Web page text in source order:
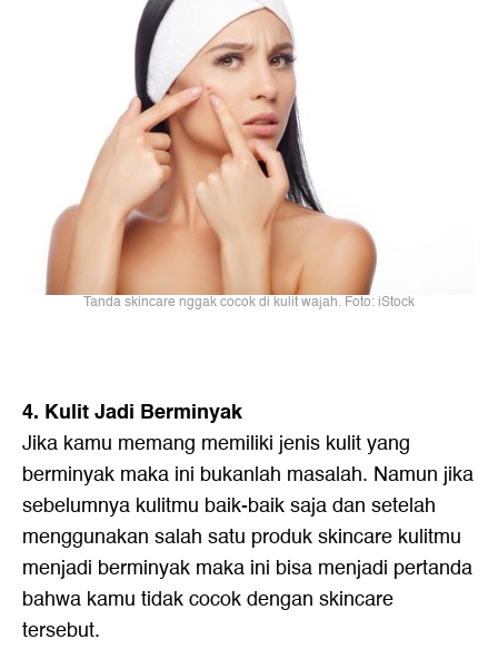
Tanda skincare nggak cocok di kulit wajah. Foto: iStock
4. Kulit Jadi Berminyak
Jika kamu memang memiliki jenis kulit yang
berminyak maka ini bukanlah masalah. Namun jika
sebelumnya kulitmu baik-baik saja dan setelah
menggunakan salah satu produk skincare kulitmu
menjadi berminyak maka ini bisa menjadi pertanda
bahwa kamu tidak cocok dengan skincare
tersebut.